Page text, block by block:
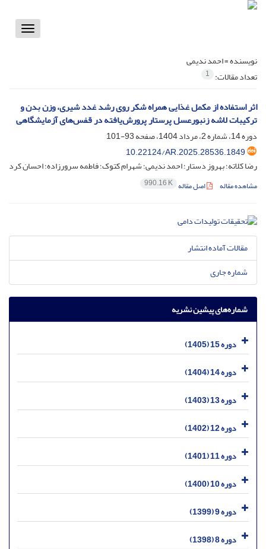
Toggle
نویسنده =احمد ندیمی
تعداد مقالات: 1
اثر استفاده از مکمل غذایی همراه شکر روی رشد غدد شیری، وزن بدن و
ترکیبات لاشه زنبورعسل پرستار پرورش‌یافته در قفس‌های آزمایشگاهی
دوره 14، شماره 2، مرداد 1404، صفحه
93-101
10.22124/AR.2025.28536.1849
رضا کلاته؛ بهروز دستار؛ احمد ندیمی؛ شهرام کتوک؛ فاطمه سرورزاده؛ احسان کرد
مشاهده مقاله اصل مقاله 990.16 K
مقالات آماده انتشار
شماره جاری
شماره‌های پیشین نشریه
دوره 15 (1405)
دوره 14 (1404)
دوره 13 (1403)
دوره 12 (1402)
دوره 11 (1401)
دوره 10 (1400)
دوره 9 (1399)
دوره 8 (1398)